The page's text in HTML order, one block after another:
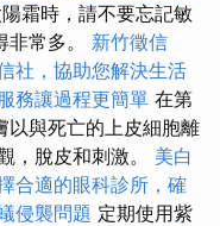
霜時，請不要忘記敏
常多。 新竹徵信
社，協助您解決生活
務讓過程更簡單 在第
以與死亡的上皮細胞離
，脫皮和刺激。 美白
合適的眼科診所，確
侵襲問題 定期使用紫